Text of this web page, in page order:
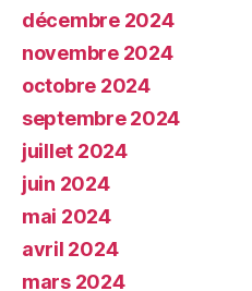
décembre 2024
novembre 2024
octobre 2024
septembre 2024
juillet 2024
juin 2024
mai 2024
avril 2024
mars 2024